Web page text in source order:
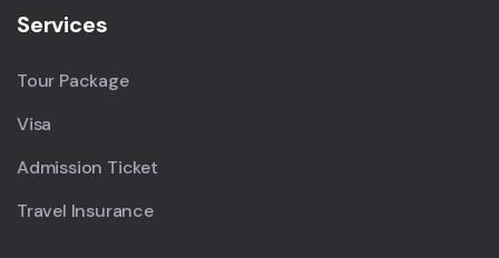
Services
Tour Package
Visa
Admission Ticket
Travel Insurance